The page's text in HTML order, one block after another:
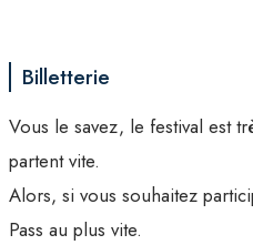
Billetterie
Vous le savez, le festival est
partent vite.
Alors, si vous souhaitez
Pass au plus vite.